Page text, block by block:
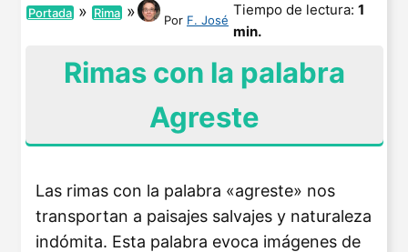
Portada » Rima » Por F. José
Tiempo de lectura: 1
min.
Rimas con la palabra
Agreste
Las rimas con la palabra «agreste» nos
transportan a paisajes salvajes y naturaleza
indómita. Esta palabra evoca imágenes de